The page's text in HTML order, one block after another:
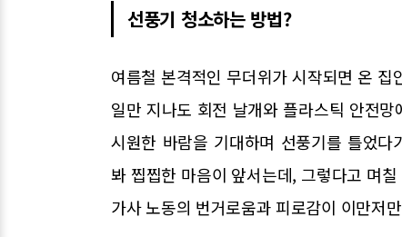
선풍기 청소하는 방법?
여름철 본격적인 무더위가 시작되면 온
일만 지나도 회전 날개와 플라스틱 안전
시원한 바람을 기대하며 선풍기를 틀었
봐 찝찝한 마음이 앞서는데, 그렇다고 며
가사 노동의 번거로움과 피로감이 이만저